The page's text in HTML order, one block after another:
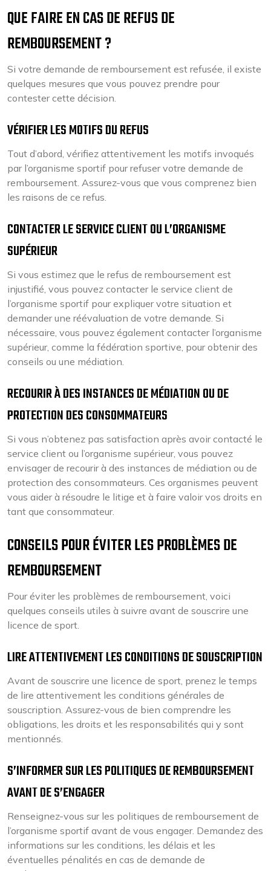
QUE FAIRE EN CAS DE REFUS DE
REMBOURSEMENT ?
Si votre demande de remboursement est refusée, il existe
quelques mesures que vous pouvez prendre pour
contester cette décision.
VÉRIFIER LES MOTIFS DU REFUS
Tout d’abord, vérifiez attentivement les motifs invoqués
par l’organisme sportif pour refuser votre demande de
remboursement. Assurez-vous que vous comprenez bien
les raisons de ce refus.
CONTACTER LE SERVICE CLIENT OU L’ORGANISME
SUPÉRIEUR
Si vous estimez que le refus de remboursement est
injustifié, vous pouvez contacter le service client de
l’organisme sportif pour expliquer votre situation et
demander une réévaluation de votre demande. Si
nécessaire, vous pouvez également contacter l’organisme
supérieur, comme la fédération sportive, pour obtenir des
conseils ou une médiation.
RECOURIR À DES INSTANCES DE MÉDIATION OU DE
PROTECTION DES CONSOMMATEURS
Si vous n’obtenez pas satisfaction après avoir contacté le
service client ou l’organisme supérieur, vous pouvez
envisager de recourir à des instances de médiation ou de
protection des consommateurs. Ces organismes peuvent
vous aider à résoudre le litige et à faire valoir vos droits en
tant que consommateur.
CONSEILS POUR ÉVITER LES PROBLÈMES DE
REMBOURSEMENT
Pour éviter les problèmes de remboursement, voici
quelques conseils utiles à suivre avant de souscrire une
licence de sport.
LIRE ATTENTIVEMENT LES CONDITIONS DE SOUSCRIPTION
Avant de souscrire une licence de sport, prenez le temps
de lire attentivement les conditions générales de
souscription. Assurez-vous de bien comprendre les
obligations, les droits et les responsabilités qui y sont
mentionnés.
S’INFORMER SUR LES POLITIQUES DE REMBOURSEMENT
AVANT DE S’ENGAGER
Renseignez-vous sur les politiques de remboursement de
l’organisme sportif avant de vous engager. Demandez des
informations sur les conditions, les délais et les
éventuelles pénalités en cas de demande de